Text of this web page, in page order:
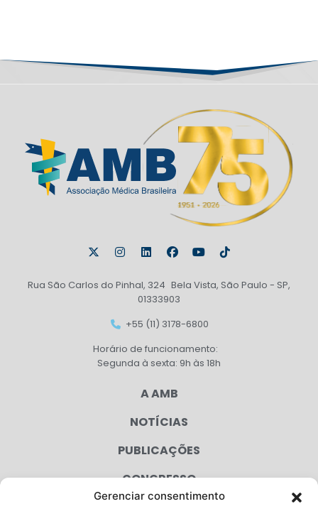
Gerenciar consentimento
Rua São Carlos do Pinhal, 324 Bela Vista, São Paulo - SP,
01333903
+55 (11) 3178-6800
Horário de funcionamento:
Segunda à sexta: 9h às 18h
A AMB
NOTÍCIAS
PUBLICAÇÕES
CONGRESSO